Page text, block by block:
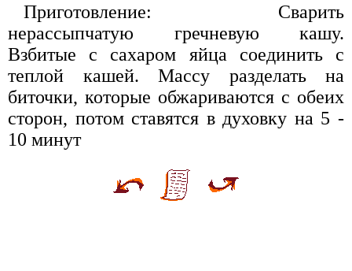
Приготовление: Сварить
нерассыпчатую гречневую кашу.
Взбитые с сахаром яйца соединить с
теплой кашей. Массу разделать на
биточки, которые обжариваются с обеих
сторон, потом ставятся в духовку на 5 -
10 минут